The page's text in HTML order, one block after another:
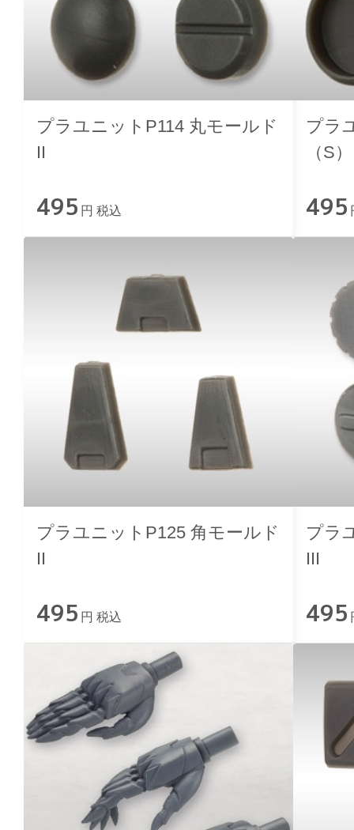
プラユニットP114 丸モールド
II
495 円 税込
プラ
（S）
495
プラユニットP125 角モールド
II
495 円 税込
プラ
III
495